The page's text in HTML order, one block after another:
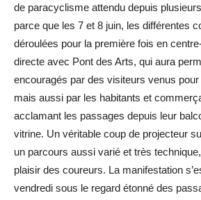
de paracyclisme attendu depuis
parce que les 7 et 8 juin, les différentes
déroulées pour la première fois en
directe avec Pont des Arts, qui aura
encouragés par des visiteurs venus
mais aussi par les habitants et
acclamant les passages depuis leur
vitrine. Un véritable coup de projecteur
un parcours aussi varié et très
plaisir des coureurs. La manifestation
vendredi sous le regard étonné des